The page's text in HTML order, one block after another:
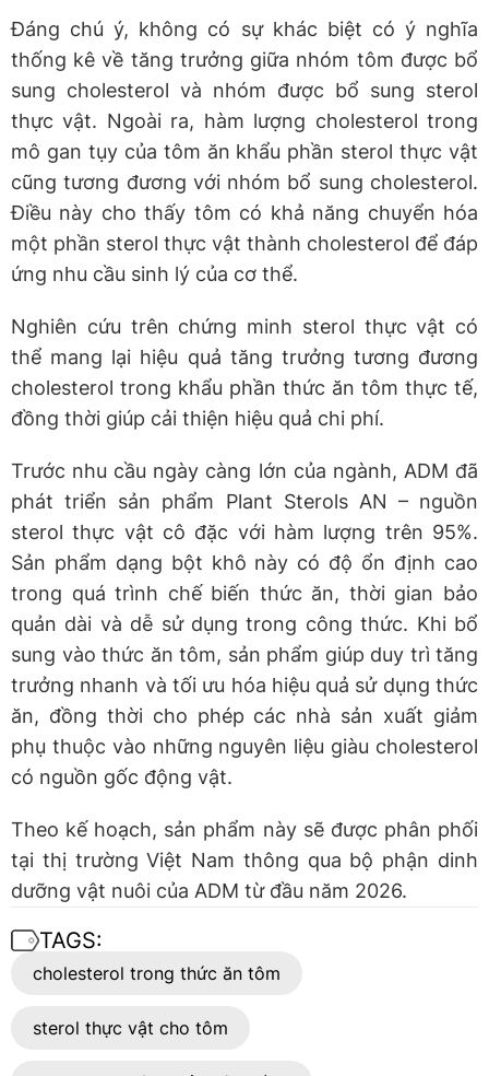
Đáng chú ý, không có sự khác biệt có ý nghĩa
thống kê về tăng trưởng giữa nhóm tôm được bổ
sung cholesterol và nhóm được bổ sung sterol
thực vật. Ngoài ra, hàm lượng cholesterol trong
mô gan tụy của tôm ăn khẩu phần sterol thực vật
cũng tương đương với nhóm bổ sung cholesterol.
Điều này cho thấy tôm có khả năng chuyển hóa
một phần sterol thực vật thành cholesterol để đáp
ứng nhu cầu sinh lý của cơ thể.
Nghiên cứu trên chứng minh sterol thực vật có
thể mang lại hiệu quả tăng trưởng tương đương
cholesterol trong khẩu phần thức ăn tôm thực tế,
đồng thời giúp cải thiện hiệu quả chi phí.
Trước nhu cầu ngày càng lớn của ngành, ADM đã
phát triển sản phẩm Plant Sterols AN – nguồn
sterol thực vật cô đặc với hàm lượng trên 95%.
Sản phẩm dạng bột khô này có độ ổn định cao
trong quá trình chế biến thức ăn, thời gian bảo
quản dài và dễ sử dụng trong công thức. Khi bổ
sung vào thức ăn tôm, sản phẩm giúp duy trì tăng
trưởng nhanh và tối ưu hóa hiệu quả sử dụng thức
ăn, đồng thời cho phép các nhà sản xuất giảm
phụ thuộc vào những nguyên liệu giàu cholesterol
có nguồn gốc động vật.
Theo kế hoạch, sản phẩm này sẽ được phân phối
tại thị trường Việt Nam thông qua bộ phận dinh
dưỡng vật nuôi của ADM từ đầu năm 2026.
TAGS:
cholesterol trong thức ăn tôm
sterol thực vật cho tôm